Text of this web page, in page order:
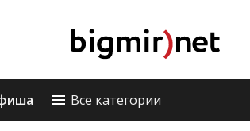
Все категории